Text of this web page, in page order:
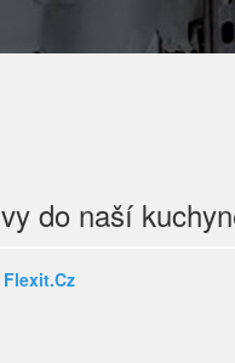
do naší
Flexit.cz